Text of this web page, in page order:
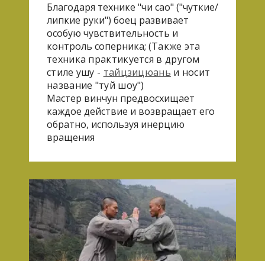
Благодаря технике "чи сао" ("чуткие/
липкие руки") боец развивает
особую чувствительность и
контроль соперника; (Также эта
техника практикуется в другом
стиле ушу - тайцзицюань и носит
название "туй шоу")
Мастер винчун предвосхищает
каждое действие и возвращает его
обратно, используя инерцию
вращения